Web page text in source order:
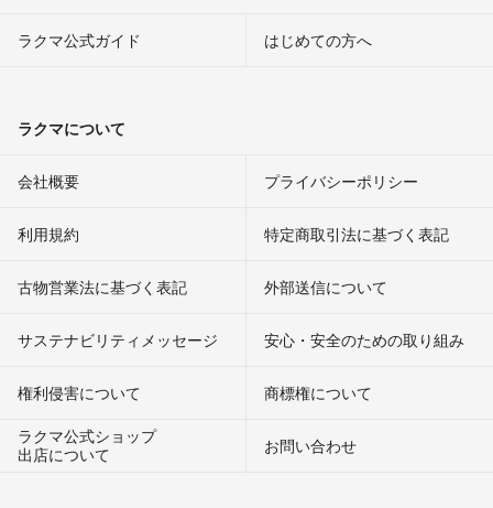
ラクマ公式ガイド はじめての方へ
ラクマについて
会社概要 プライバシーポリシー
利用規約 特定商取引法に基づく表記
古物営業法に基づく表記 外部送信について
サステナビリティメッセージ 安心・安全のための取り組み
権利侵害について
商標権について
ラクマ公式ショップ
出店について
お問い合わせ